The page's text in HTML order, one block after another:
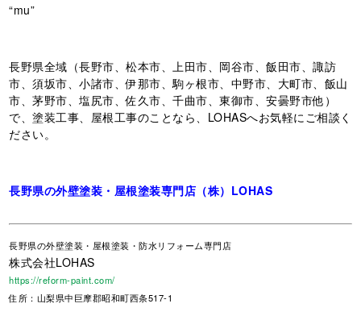
“mu”
長野県全域（長野市、松本市、上田市、岡谷市、飯田市、諏訪
市、須坂市、小諸市、伊那市、駒ヶ根市、中野市、大町市、飯山
市、茅野市、塩尻市、佐久市、千曲市、東御市、安曇野市他）
で、塗装工事、屋根工事のことなら、LOHASへお気軽にご相談く
ださい。
長野県の外壁塗装・屋根塗装専門店（株）LOHAS
長野県の外壁塗装・屋根塗装・防水リフォーム専門店
株式会社LOHAS
https://reform-paint.com/
住所：山梨県中巨摩郡昭和町西条517-1